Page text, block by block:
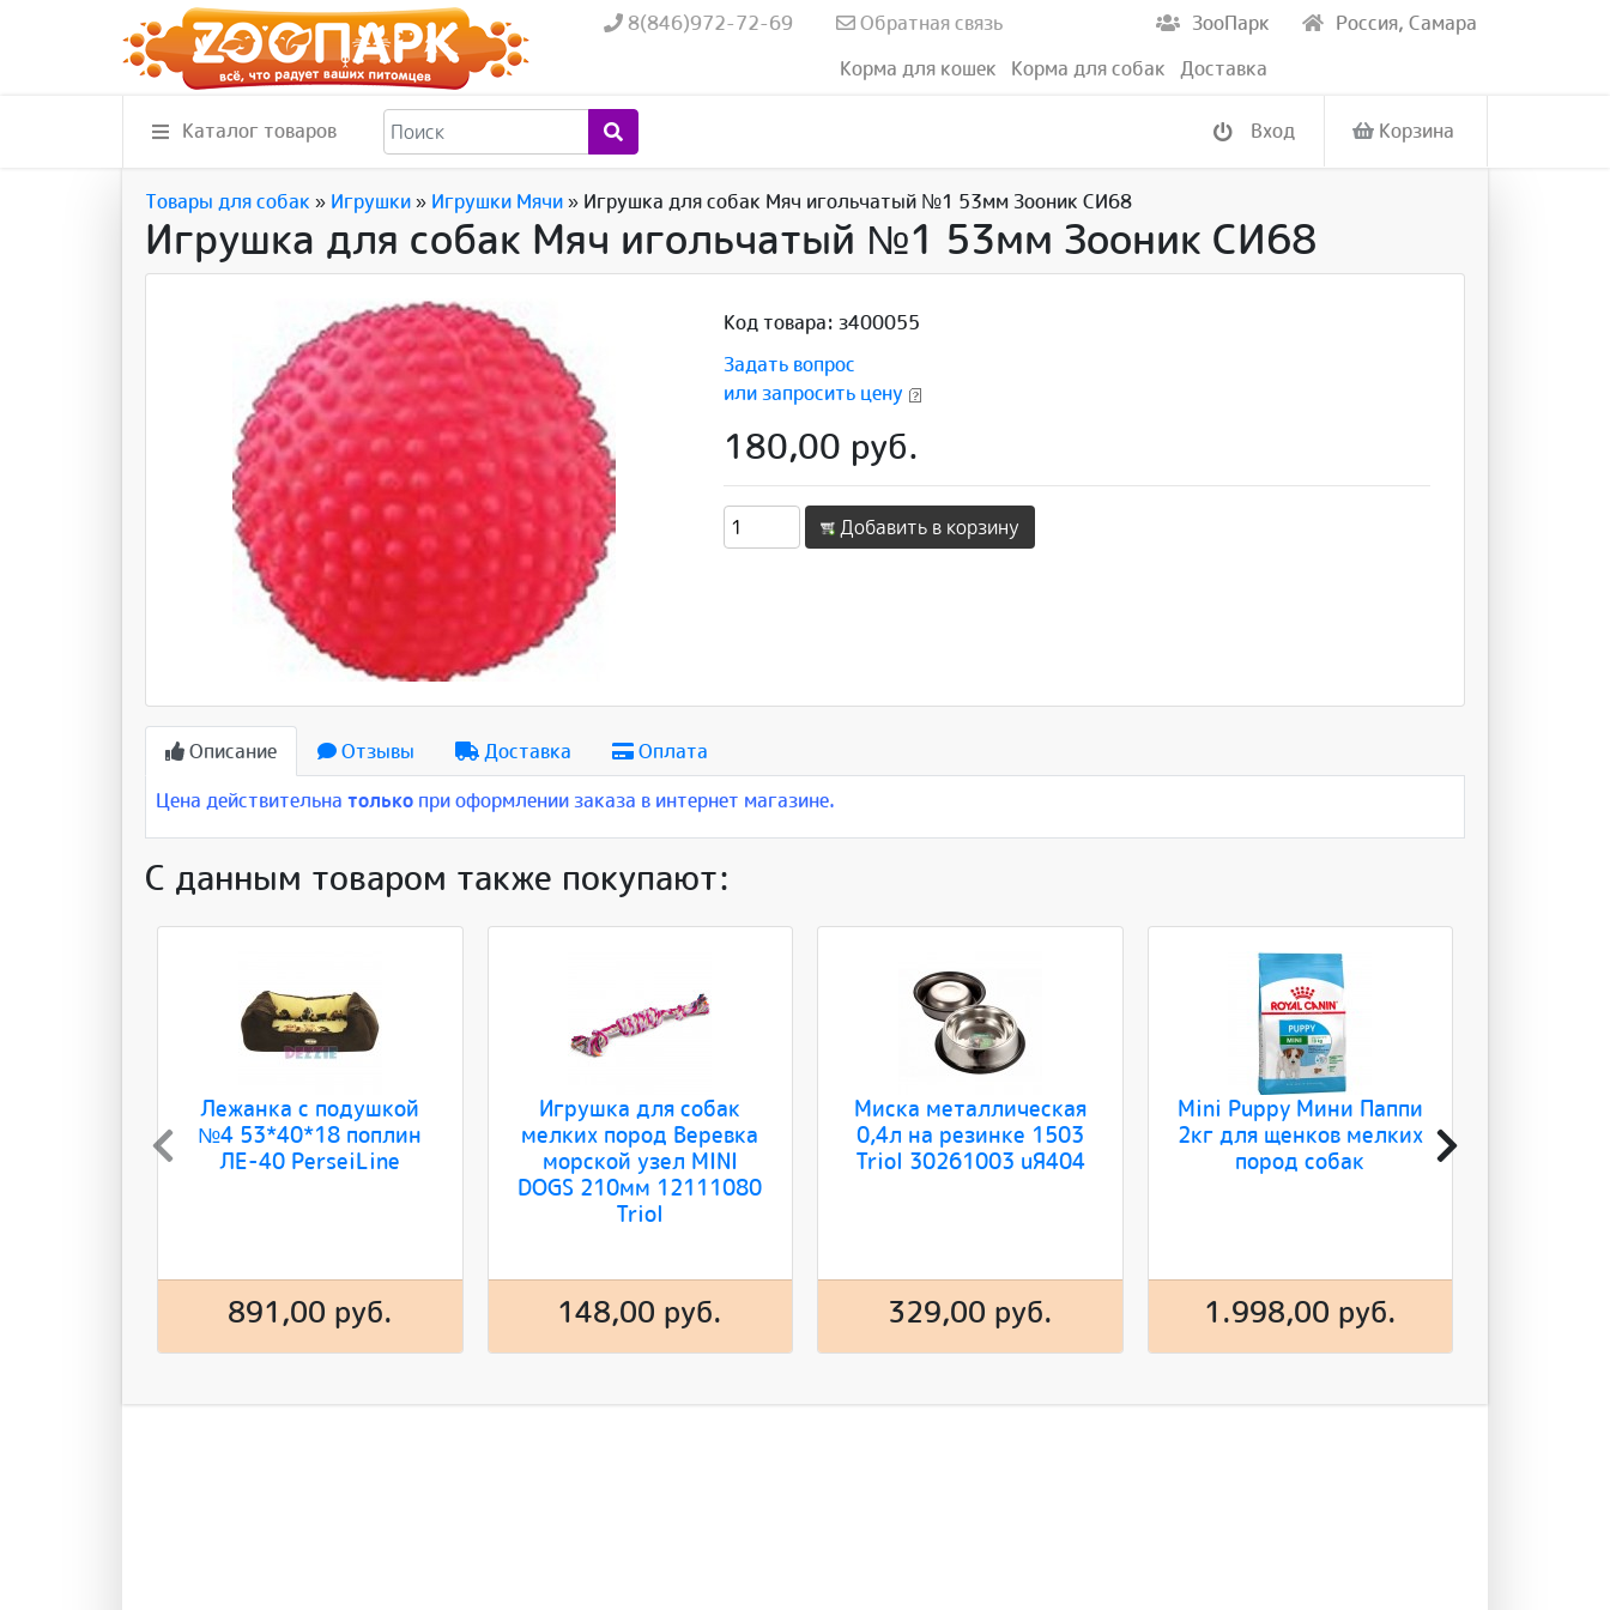
ЗооПарк Россия, Самара
8(846)972-72-69
Обратная связь
Корма для кошек
Корма для собак Доставка
Каталог товаров Корзина
Вход
Товары для собак » Игрушки» Игрушки Мячи» Игрушка для собак Мяч игольчатый №1 53мм Зооник СИ68
Игрушка для собак Мяч игольчатый №1 53мм Зооник СИ68
Код товара: з400055
Задать вопрос
или запросить цену
180,00 руб.
Добавить в корзину
Описание Отзывы Доставка
Оплата
Цена действительнатолько при оформлении заказа в интернет магазине.
С данным товаром также покупают:
Лежанка с подушкой
№4 53*40*18 поплин
ЛЕ-40 PerseiLine
891,00 руб.
Игрушка для собак
мелких пород Веревка
морской узел MINI
DOGS 210мм 12111080
Triol
148,00 руб.
Миска металлическая
0,4л на резинке 1503
Triol 30261003 uЯ404
329,00 руб.
Mini Puppy Мини Паппи
2кг для щенков мелких
пород собак
1.998,00 руб.